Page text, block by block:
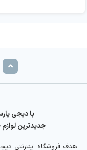
با دیجی
جدیدترین
هدف فروشگاه اینترنتی